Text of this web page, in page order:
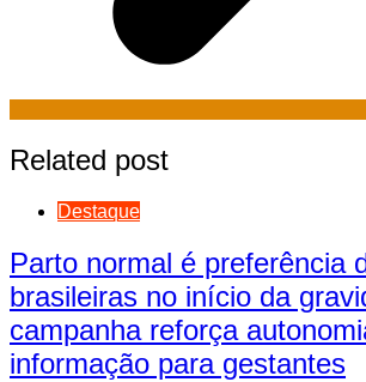
Related post
Destaque
Parto normal é preferência
brasileiras no início da
campanha reforça
informação para gestantes